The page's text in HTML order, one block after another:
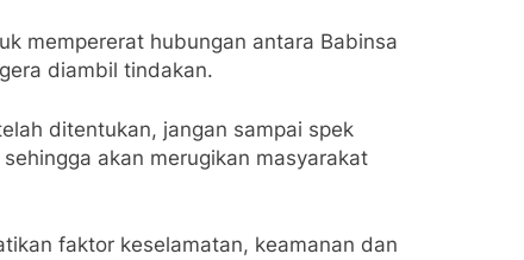
mempererat hubungan antara Babinsa
diambil tindakan.
ditentukan, jangan sampai spek
akan merugikan masyarakat
faktor keselamatan, keamanan dan